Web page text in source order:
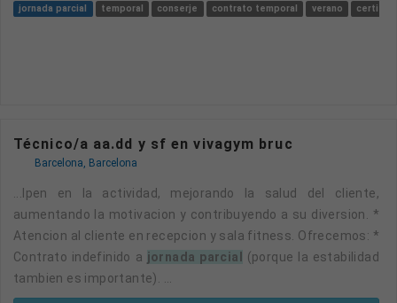
jornada parcial temporal conserje contrato temporal verano
Técnico/a aa.dd y sf en vivagym bruc
Barcelona, Barcelona
aumentando la motivacion y contribuyendo a su diversion. *
Atencion al cliente en recepcion y sala fitness. Ofrecemos: *
Contrato indefinido a jornada parcial
(porque la estabilidad
tambien es importante). ...